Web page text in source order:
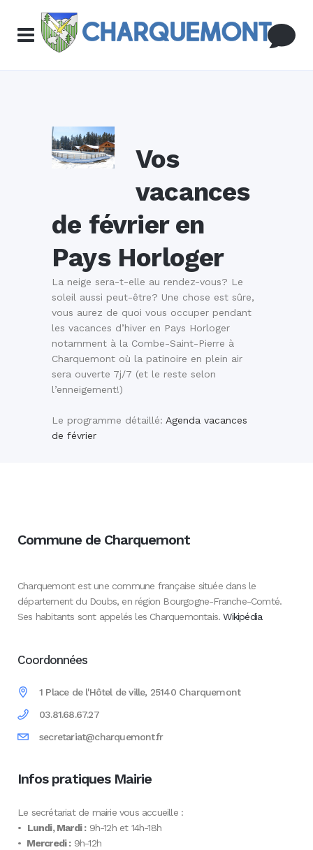
Vos
vacances
de février en
Pays Horloger
La neige sera-t-elle au rendez-vous? Le
soleil aussi peut-être? Une chose est sûre,
vous aurez de quoi vous occuper pendant
les vacances d’hiver en Pays Horloger
notamment à la Combe-Saint-Pierre à
Charquemont où la patinoire en plein air
sera ouverte 7j/7 (et le reste selon
l’enneigement!)
Le programme détaillé: Agenda vacances
de février
Commune de Charquemont
Charquemont est une commune française située dans le
département du Doubs, en région Bourgogne-Franche-Comté.
Ses habitants sont appelés les Charquemontais.Wikipédia
Coordonnées
1 Place de l'Hôtel de ville, 25140 Charquemont
03.81.68.67.27
secretariat@charquemont.fr
Infos pratiques Mairie
Le secrétariat de mairie vous accueille :
• Lundi, Mardi :9h-12h et 14h-18h
• Mercredi :9h-12h